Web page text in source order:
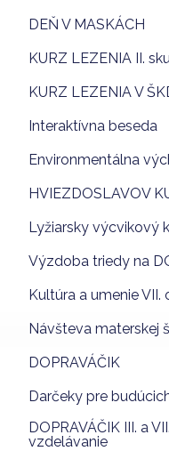
DEŇ V MASKÁCH
KURZ LEZENIA II.
KURZ LEZENIA V
Interaktívna beseda
Environmentálna
HVIEZDOSLAVOV
Lyžiarsky výcvikový
Výzdoba triedy na
Kultúra a umenie VII.
Návšteva materskej
DOPRAVÁČIK
Darčeky pre
DOPRAVÁČIK III. a
vzdelávanie